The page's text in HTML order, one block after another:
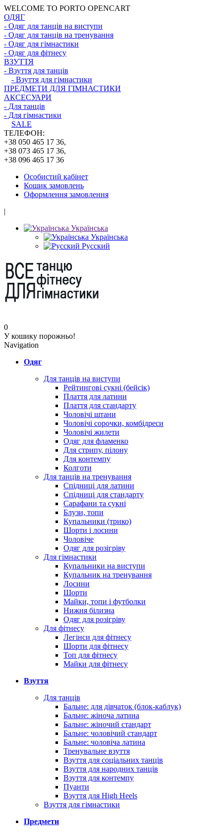
WELCOME TO PORTO OPENCART
ОДЯГ
- Одяг для танців на виступи
- Одяг для танців на тренування
- Одяг для гімнастики
- Одяг для фітнесу
ВЗУТТЯ
- Взуття для танців
- Взуття для гімнастики
ПРЕДМЕТИ ДЛЯ ГІМНАСТИКИ
АКСЕСУАРИ
- Для танців
- Для гімнастики
SALE
ТЕЛЕФОН:
+38 050 465 17 36,
+38 073 465 17 36,
+38 096 465 17 36
Особистий кабінет
Кошик замовлень
Оформлення замовлення
|
Українська
Українська
Русский
0
У кошику порожньо!
Navigation
Одяг
Для танців на виступи
Рейтингові сукні (бейсік)
Плаття для латини
Плаття для стандарту
Чоловічі штани
Чоловічі сорочки, комбідреси
Чоловічі жилети
Одяг для фламенко
Для стрипу, пілону
Для контемпу
Колготи
Для танців на тренування
Спідниці для латини
Спідниці для стандарту
Сарафани та сукні
Блузи, топи
Купальники (трико)
Шорти і лосини
Чоловіче
Одяг для розігріву
Для гімнастики
Купальники на виступи
Купальник на тренування
Лосини
Шорти
Майки, топи і футболки
Нижня білизна
Одяг для розігріву
Для фітнесу
Легінси для фітнесу
Шорти для фітнесу
Топ для фітнесу
Майки для фітнесу
Взуття
Для танців
Бальне: для дівчаток (блок-каблук)
Бальне: жіноча латина
Бальне: жіночий стандарт
Бальне: чоловічий стандарт
Бальне: чоловіча латина
Тренувальне взуття
Взуття для соціальних танців
Взуття для народних танців
Взуття для контемпу
Пуанти
Взуття для High Heels
Взуття для гімнастики
Предмети